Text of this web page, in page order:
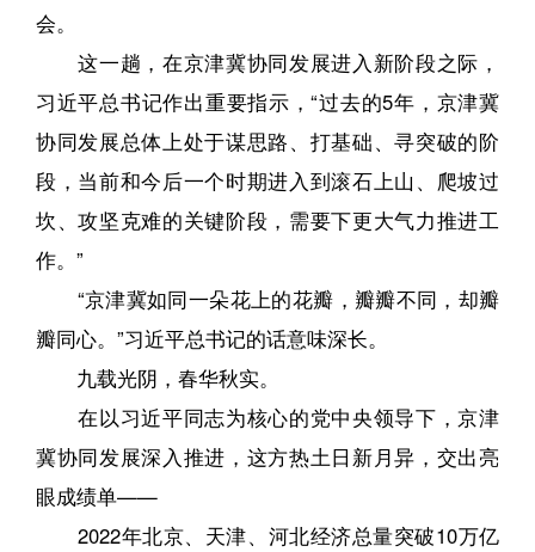
会。
这一趟，在京津冀协同发展进入新阶段之际，
习近平总书记作出重要指示，“过去的5年，京津冀
协同发展总体上处于谋思路、打基础、寻突破的阶
段，当前和今后一个时期进入到滚石上山、爬坡过
坎、攻坚克难的关键阶段，需要下更大气力推进工
作。”
“京津冀如同一朵花上的花瓣，瓣瓣不同，却瓣
瓣同心。”习近平总书记的话意味深长。
九载光阴，春华秋实。
在以习近平同志为核心的党中央领导下，京津
冀协同发展深入推进，这方热土日新月异，交出亮
眼成绩单——
2022年北京、天津、河北经济总量突破10万亿